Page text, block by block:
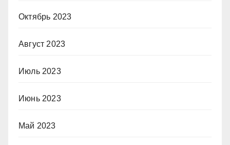
Октябрь 2023
Август 2023
Июль 2023
Июнь 2023
Май 2023